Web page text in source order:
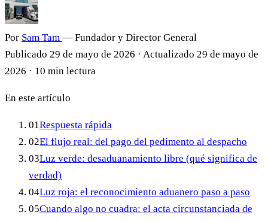
Por Sam Tam — Fundador y Director General
Publicado 29 de mayo de 2026 · Actualizado 29 de mayo de
2026 · 10 min lectura
En este artículo
01Respuesta rápida
02El flujo real: del pago del pedimento al despacho
03Luz verde: desaduanamiento libre (qué significa de
verdad)
04Luz roja: el reconocimiento aduanero paso a paso
05Cuando algo no cuadra: el acta circunstanciada de